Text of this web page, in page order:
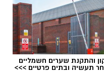
והתקנת שערים חשמליים
תעשיה ובתים פרטיים >>>